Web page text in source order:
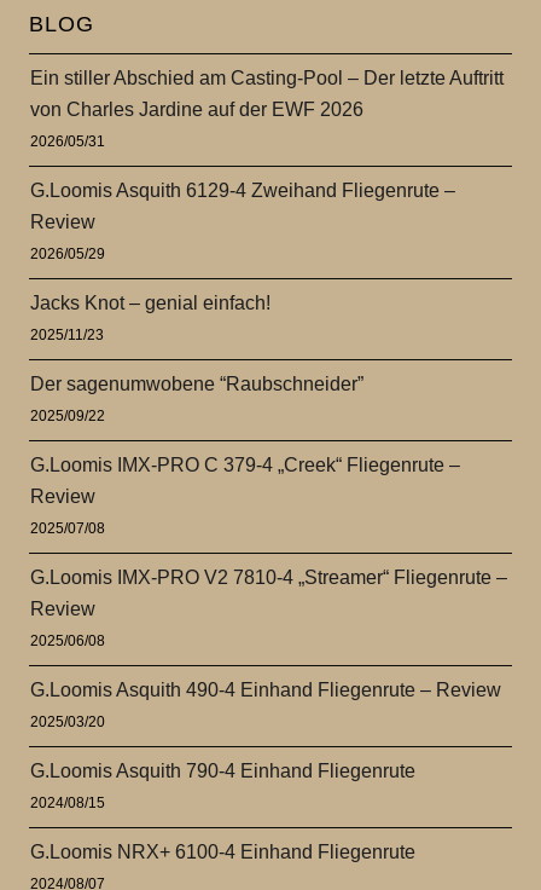
BLOG
Ein stiller Abschied am Casting-Pool – Der letzte Auftritt
von Charles Jardine auf der EWF 2026
2026/05/31
G.Loomis Asquith 6129-4 Zweihand Fliegenrute –
Review
2026/05/29
Jacks Knot – genial einfach!
2025/11/23
Der sagenumwobene “Raubschneider”
2025/09/22
G.Loomis IMX-PRO C 379-4 „Creek“ Fliegenrute –
Review
2025/07/08
G.Loomis IMX-PRO V2 7810-4 „Streamer“ Fliegenrute –
Review
2025/06/08
G.Loomis Asquith 490-4 Einhand Fliegenrute – Review
2025/03/20
G.Loomis Asquith 790-4 Einhand Fliegenrute
2024/08/15
G.Loomis NRX+ 6100-4 Einhand Fliegenrute
2024/08/07